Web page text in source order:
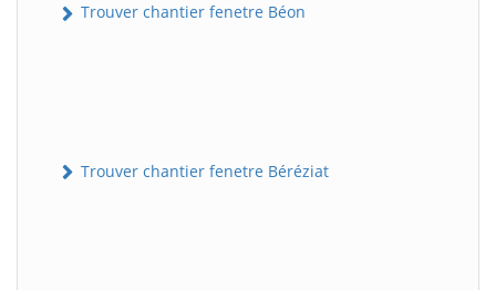
Trouver chantier fenetre Béon
Trouver chantier fenetre Béréziat